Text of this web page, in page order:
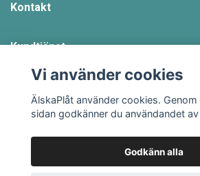
Kontakt
Kundtjänst
Vi använder cookies
ÄlskaPlåt använder cookies.
sidan godkänner du användandet
Godkänn alla